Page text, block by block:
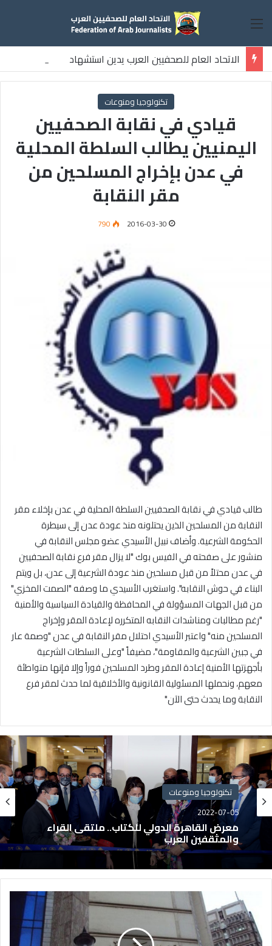
القائمة
الاتحاد العام للصحفيين العرب يدين استشهاد
ثلاثة صحفيين فلسطينيين باستهداف إسرائيلي وسط قطاع غزة
تكنولوجيا ومنوعات
قيادي في نقابة الصحفيين
اليمنيين يطالب السلطة المحلية
في عدن بإخراج المسلحين من
مقر النقابة
2016-03-30
790
طالب قيادي في نقابة الصحفيين السلطة المحلية في عدن بإخلاء مقر
النقابة من المسلحين الذين يحتلونه منذ عودة عدن إلى سيطرة
الحكومة الشرعية. وأضاف نبيل الأسيدي عضو مجلس النقابة في
منشور على صفحته في الفيس بوك "لا يزال مقر فرع نقابة الصحفيين
في عدن محتلاً من قبل مسلحين منذ عودة الشرعية إلى عدن، بل ويتم
البناء في حوش النقابه". واستغرب الأسيدي ما وصفه "الصمت المخزي"
من قبل الجهات المسؤولة في المحافظة والقيادة السياسية والأمنية
"رغم مطالبات ومناشدات النقابه المتكرره لإعادة المقر وإخراج
المسلحين منه" واعتبر الأسيدي احتلال مقر النقابة في عدن "وصمة عار
في جبين الشرعية والمقاومة"، مضيفاً "وعلى السلطات الشرعية
بأجهزتها الأمنية إعادة المقر وطرد المسلحين فوراً وإلا فإنها متواطئة
معهم، ونحملها المسئولية القانونية والأخلاقية لما حدث لمقر فرع
النقابة وما يحدث حتى الآن"
تكنولوجيا ومنوعات
2022-07-05
معرض القاهرة الدولي للكتاب.. ملتقى القراء
والمثقفين العرب